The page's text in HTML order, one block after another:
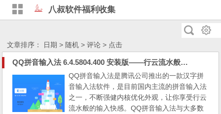
八叔软件福利收集
文章排序： 日期 > 随机 > 评论 > 点击
QQ拼音输入法 6.4.5804.400 安装版——行云流水般的输入快感！
QQ拼音输入法是腾讯公司推出的一款汉字拼
音输入法软件，是目前国内主流的拼音输入法
之一，不断强健内核优化外观，让你享受行云
流水般的输入快感。QQ拼音输入法与大多数